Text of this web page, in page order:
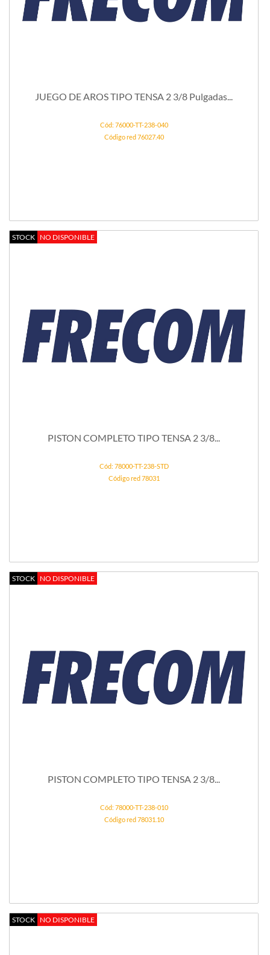
JUEGO DE AROS TIPO TENSA 2 3/8 Pulgadas...
Cód: 76000-TT-238-040
Código red 76027.40
STOCK NO DISPONIBLE
PISTON COMPLETO TIPO TENSA 2 3/8...
Cód: 78000-TT-238-STD
Código red 78031
STOCK NO DISPONIBLE
PISTON COMPLETO TIPO TENSA 2 3/8...
Cód: 78000-TT-238-010
Código red 78031.10
STOCK NO DISPONIBLE